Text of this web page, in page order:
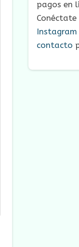
pagos en
Instagram
contacto